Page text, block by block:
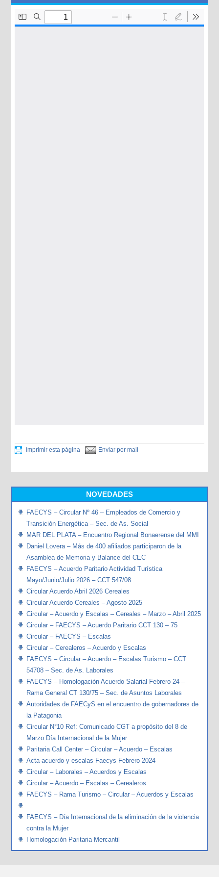
Imprimir esta página Enviar por mail
NOVEDADES
FAECYS – Circular Nº 46 – Empleados de Comercio y
Transición Energética – Sec. de As. Social
MAR DEL PLATA – Encuentro Regional Bonaerense del MMI
Daniel Lovera – Más de 400 afiliados participaron de la
Asamblea de Memoria y Balance del CEC
FAECYS – Acuerdo Paritario Actividad Turística
Mayo/Junio/Julio 2026 – CCT 547/08
Circular Acuerdo Abril 2026 Cereales
Circular Acuerdo Cereales – Agosto 2025
Circular – Acuerdo y Escalas – Cereales – Marzo – Abril 2025
Circular – FAECYS – Acuerdo Paritario CCT 130 – 75
Circular – FAECYS – Escalas
Circular – Cerealeros – Acuerdo y Escalas
FAECYS – Circular – Acuerdo – Escalas Turismo – CCT
54708 – Sec. de As. Laborales
FAECYS – Homologación Acuerdo Salarial Febrero 24 –
Rama General CT 130/75 – Sec. de Asuntos Laborales
Autoridades de FAECyS en el encuentro de gobernadores de
la Patagonia
Circular N°10 Ref: Comunicado CGT a propósito del 8 de
Marzo Día Internacional de la Mujer
Paritaria Call Center – Circular – Acuerdo – Escalas
Acta acuerdo y escalas Faecys Febrero 2024
Circular – Laborales – Acuerdos y Escalas
Circular – Acuerdo – Escalas – Cerealeros
FAECYS – Rama Turismo – Circular – Acuerdos y Escalas
FAECYS – Día Internacional de la eliminación de la violencia
contra la Mujer
Homologación Paritaria Mercantil